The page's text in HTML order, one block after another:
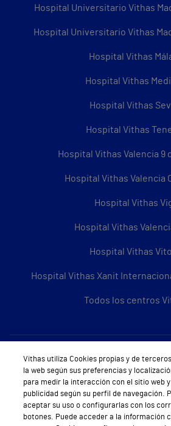
Hospital Universitario Vithas
Hospital Universitario Vithas
Hospital Vithas
Hospital Vithas
Hospital Vithas
Hospital Vithas
Hospital Vithas Valencia 9
Hospital Vithas Valencia
Hospital Vithas
Hospital Vithas
Hospital Vithas
Hospital Vithas Xanit
Todos los centros
Sobre Vithas
Quiénes somos
Trabajar en Vithas
Vithas utiliza Cookies propias y de
la web según sus preferencias y
para medir la interacción con el sitio web
publicidad según su perfil de navegación.
aceptar su uso o configurarlas con los
botones. Puede acceder a la información